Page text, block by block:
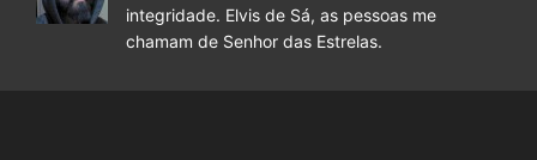
integridade. Elvis de Sá, as pessoas me
chamam de Senhor das Estrelas.